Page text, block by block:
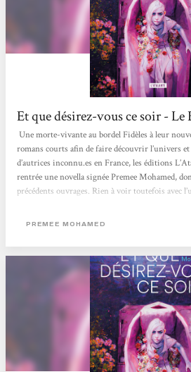
Et que désirez-vous ce soir -
Une morte-vivante au bordel Fidèles à leur
romans courts afin de faire découvrir l’univers et
d’autrices inconnu.es en France, les éditions
rentrée une novella signée Premee Mohamed,
précédents ouvrages. Rien à voir toutefois avec
partagent la même noirceur et mettent tous en
PREMEE MOHAMED